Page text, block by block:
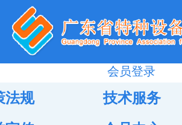
会员登录
法规 技术服务